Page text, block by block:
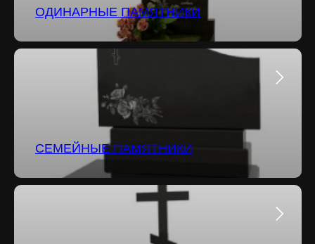
ОДИНАРНЫЕ ПАМЯТНИКИ
СЕМЕЙНЫЕ ПАМЯТНИКИ